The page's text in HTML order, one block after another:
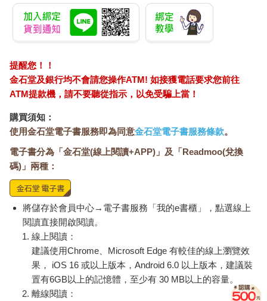
提醒您！！
金石堂及銀行均不會請您操作ATM! 如接獲電話要求您前往
ATM提款機，請不要聽從指示，以免受騙上當！
購買須知：
使用金石堂電子書服務即為同意金石堂電子書服務條款。
電子書分為「金石堂(線上閱讀+APP)」及「Readmoo(兌換
碼)」兩種：
將儲存於會員中心→電子書服務「我的e書櫃」，點選線上
閱讀直接開啟閱讀。
線上閱讀：
建議使用Chrome、Microsoft Edge 有較佳的線上瀏覽效
果， iOS 16 或以上版本，Android 6.0 以上版本，建議裝
置有6GB以上的記憶體，至少有 30 MB以上的容量。
離線閱讀：